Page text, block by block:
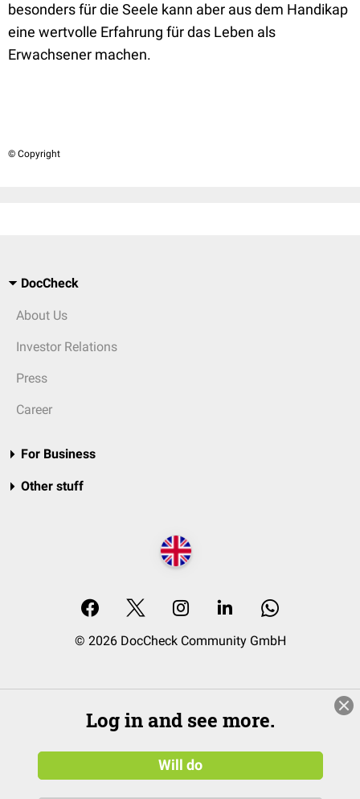
besonders für die Seele kann aber aus dem Handikap
eine wertvolle Erfahrung für das Leben als
Erwachsener machen.
© Copyright
DocCheck
About Us
Investor Relations
Press
Career
For Business
Other stuff
© 2026 DocCheck Community GmbH
Log in and see more.
Will do